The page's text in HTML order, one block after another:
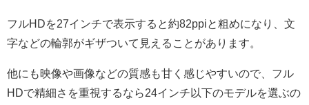
フルHDを27インチで表示すると約82ppiと粗めになり、文
字などの輪郭がギザついて見えることがあります。
他にも映像や画像などの質感も甘く感じやすいので、フル
HDで精細さを重視するなら24インチ以下のモデルを選ぶの